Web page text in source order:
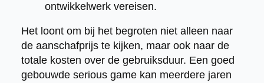
ontwikkelwerk vereisen.
Het loont om bij het begroten niet alleen naar
de aanschafprijs te kijken, maar ook naar de
totale kosten over de gebruiksduur. Een goed
gebouwde serious game kan meerdere jaren